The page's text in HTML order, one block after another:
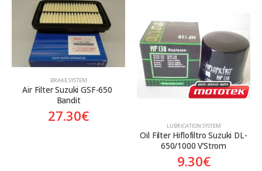
Χρονολογία
Κατηγορίες
Προϊόν Προέλευση
Aftermarket
BRAKE SYSTEM
Air Filter Suzuki GSF-650
Bandit
27.30€
LUBRICATION SYSTEM
Oil Filter Hiflofiltro Suzuki DL-
650/1000 V’Strom
9.30€